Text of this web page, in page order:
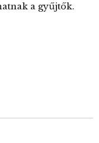
a gyűjtők.